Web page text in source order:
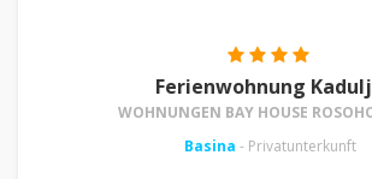
Ferienwohnung
WOHNUNGEN BAY HOUSE
Basina - Privatunterkunft